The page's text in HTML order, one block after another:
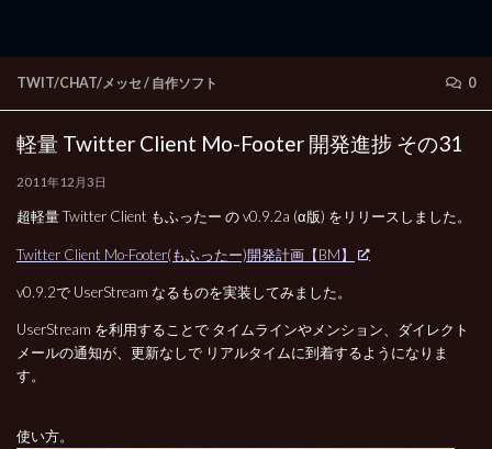
TWIT/CHAT/メッセ / 自作ソフト 0
軽量 Twitter Client Mo-Footer 開発進捗 その31
2011年12月3日
超軽量 Twitter Client もふったー の v0.9.2a (α版) をリリースしました。
Twitter Client Mo-Footer(もふったー)開発計画【BM】
v0.9.2で UserStream なるものを実装してみました。
UserStream を利用することで タイムラインやメンション、ダイレクト
メールの通知が、更新なしで リアルタイムに到着するようになりま
す。
使い方。